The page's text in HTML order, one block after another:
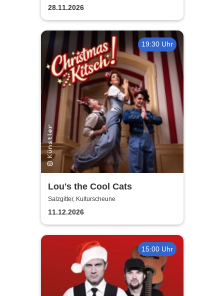
28.11.2026
19:30 Uhr
Lou's the Cool Cats
Salzgitter, Kulturscheune
11.12.2026
15:00 Uhr